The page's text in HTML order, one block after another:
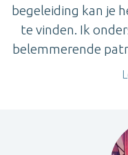
begeleiding kan je
te vinden. Ik
belemmerende